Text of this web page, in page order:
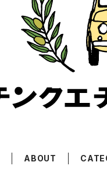
ABOUT